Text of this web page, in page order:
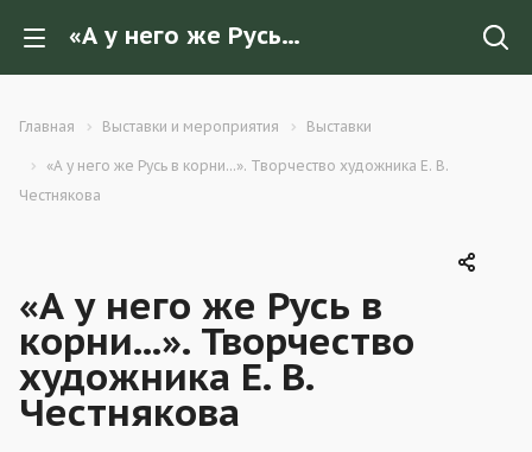
«А у него же Русь в корни...». Творчество художника Е. В. Честнякова
Главная Выставки и мероприятия Выставки
«А у него же Русь в корни...». Творчество художника Е. В.
Честнякова
«А у него же Русь в
корни...». Творчество
художника Е. В.
Честнякова